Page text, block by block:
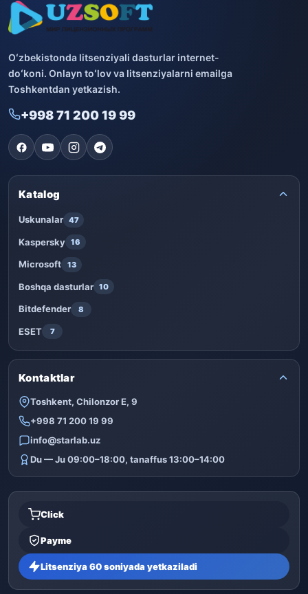
Oʻzbekistonda litsenziyali dasturlar internet-
doʻkoni. Onlayn toʻlov va litsenziyalarni emailga
Toshkentdan yetkazish.
+998 71 200 19 99
Katalog
Uskunalar 47
Kaspersky 16
Microsoft 13
Boshqa dasturlar 10
Bitdefender 8
ESET 7
Kontaktlar
Toshkent, Chilonzor E, 9
+998 71 200 19 99
info@starlab.uz
Du — Ju 09:00–18:00, tanaffus 13:00–14:00
Click
Payme
Litsenziya 60 soniyada yetkaziladi